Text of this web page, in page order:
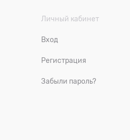
Личный кабинет
Вход
Регистрация
Забыли пароль?